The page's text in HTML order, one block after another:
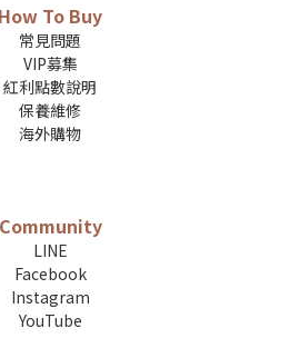
How To Buy
常見問題
VIP募集
紅利點數說明
保養維修
海外購物
Community
LINE
Facebook
Instagram
YouTube